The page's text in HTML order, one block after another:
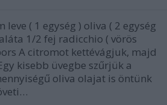
leve ( 1 egység ) oliva ( 2 egység
1/2 fej radicchio ( vörös
A citromot kettévágjuk, majd
kisebb üvegbe szűrjük a
oliva olajat is öntünk